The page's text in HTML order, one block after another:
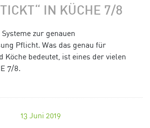
IN KÜCHE 7/8
zur genauen
Pflicht. Was das genau für
Köche bedeutet, ist eines der vielen
7/8.
13 Juni 2019